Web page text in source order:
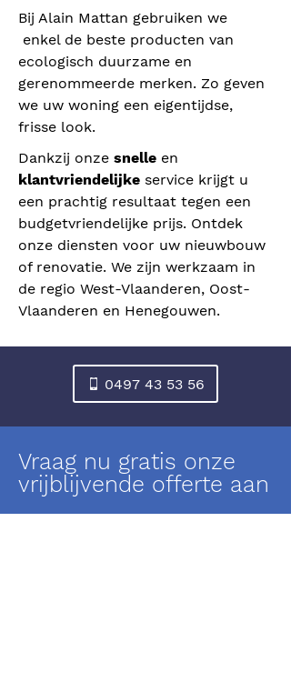
Bij Alain Mattan gebruiken we
enkel de beste producten van
ecologisch duurzame en
gerenommeerde merken. Zo geven
we uw woning een eigentijdse,
frisse look.
Dankzij onze snelle en
klantvriendelijke service krijgt u
een prachtig resultaat tegen een
budgetvriendelijke prijs. Ontdek
onze diensten voor uw nieuwbouw
of renovatie. We zijn werkzaam in
de regio West-Vlaanderen, Oost-
Vlaanderen en Henegouwen.
0497 43 53 56
Vraag nu gratis onze
vrijblijvende offerte aan